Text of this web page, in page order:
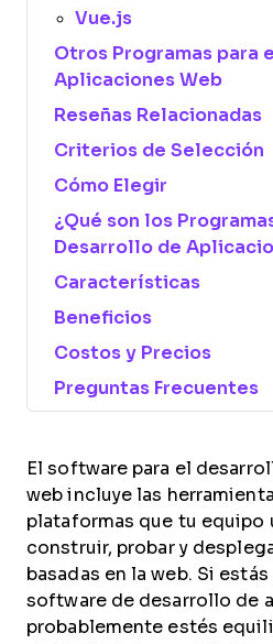
Vue.js
Otros Programas para
Aplicaciones Web
Reseñas Relacionadas
Criterios de Selección
Cómo Elegir
¿Qué son los
Desarrollo de
Características
Beneficios
Costos y Precios
Preguntas Frecuentes
El software para el
web incluye las
plataformas que tu equipo
construir, probar y
basadas en la web. Si
software de desarrollo de
probablemente estés